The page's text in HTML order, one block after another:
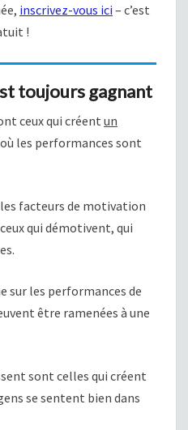
inscrivez-vous ici – c’est
!
toujours gagnant
ceux qui créent un
où les performances sont
facteurs de motivation
qui démotivent, qui
sur les performances de
être ramenées à une
sont celles qui créent
se sentent bien dans